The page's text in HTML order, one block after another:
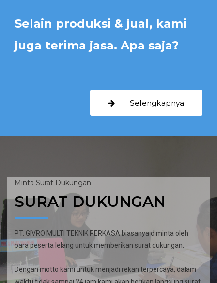
Selain produksi & jual, kami
juga terima jasa. Apa saja?
Selengkapnya
Minta Surat Dukungan
SURAT DUKUNGAN
PT. GIVRO MULTI TEKNIK PERKASA biasanya diminta oleh
para peserta lelang untuk memberikan surat dukungan.
Dengan motto kami untuk menjadi rekan terpercaya, dalam
waktu tidak sampai 24 jam kami akan berikan langsung surat